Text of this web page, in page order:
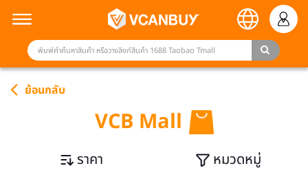
ย้อนกลับ
VCB Mall
ราคา หมวดหมู่